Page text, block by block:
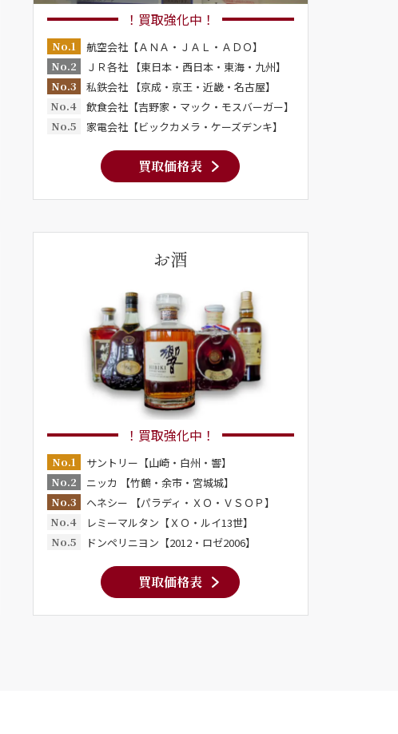
！買取強化中！
No.1
航空会社【ＡＮＡ・ＪＡＬ・ＡＤＯ】
No.2
ＪＲ各社 【東日本・西日本・東海・九州】
No.3
私鉄会社 【京成・京王・近畿・名古屋】
No.4
飲食会社【吉野家・マック・モスバーガー】
No.5
家電会社【ビックカメラ・ケーズデンキ】
買取価格表
お酒
！買取強化中！
No.1
サントリー【山崎・白州・響】
No.2
ニッカ 【竹鶴・余市・宮城城】
No.3
ヘネシー 【パラディ・ＸＯ・ＶＳＯＰ】
No.4
レミーマルタン【ＸＯ・ルイ13世】
No.5
ドンペリニヨン【2012・ロゼ2006】
買取価格表